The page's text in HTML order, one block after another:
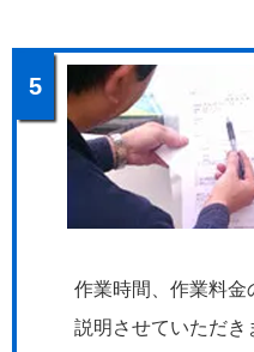
5
作業時間、作業料金
説明させていただき